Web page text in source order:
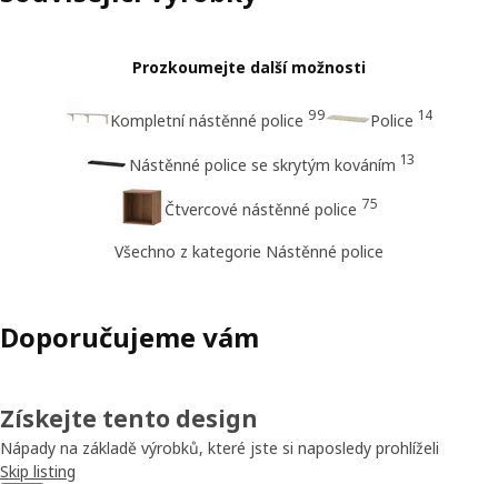
Prozkoumejte další možnosti
Kompletní nástěnné police 99 Police 14
Nástěnné police se skrytým kováním 13
Čtvercové nástěnné police 75
Všechno z kategorie Nástěnné police
Doporučujeme vám
Získejte tento design
Nápady na základě výrobků, které jste si naposledy prohlíželi
Skip listing